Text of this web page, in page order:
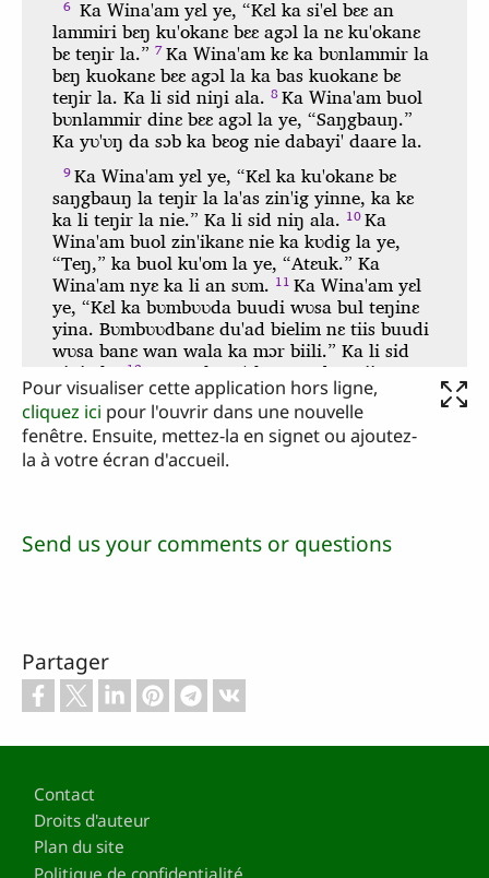
Pour visualiser cette application hors ligne,
cliquez ici pour l'ouvrir dans une nouvelle
fenêtre. Ensuite, mettez-la en signet ou ajoutez-
la à votre écran d'accueil.
Send us your comments or questions
Partager
Pied de page
Contact
Droits d'auteur
Plan du site